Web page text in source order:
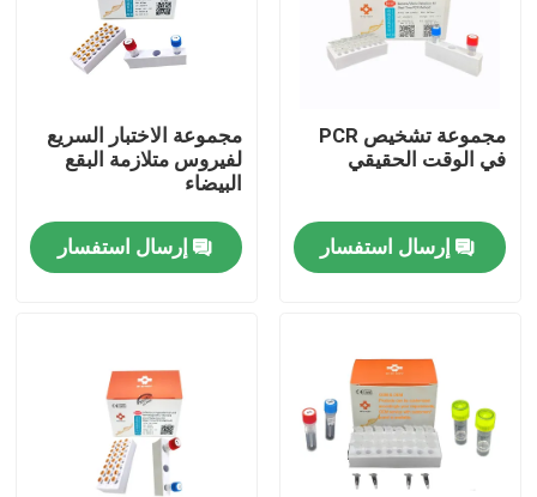
مسكن
عرض الواقع الافتراضي
جولة في المعمل
مجموعة تشخيص PCR
في الوقت الحقيقي
إرسال استفسار
مجموعة الاختبار السريع
لفيروس متلازمة البقع
البيضاء
إرسال استفسار